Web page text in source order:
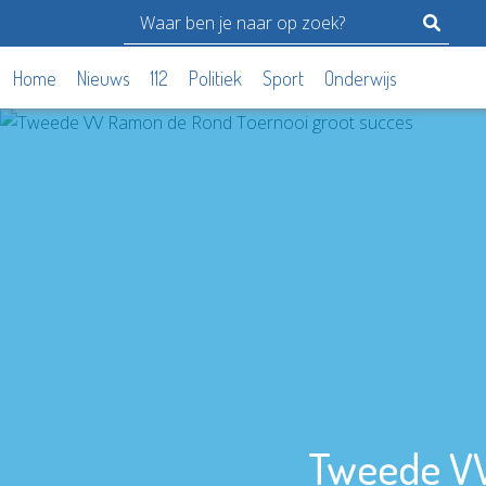
Home Nieuws 112 Politiek Sport Onderwijs
Tweede